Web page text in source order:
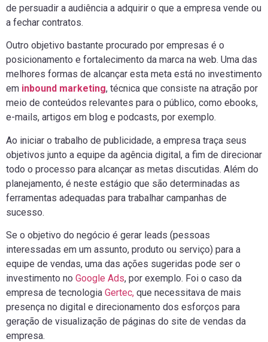
de persuadir a audiência a adquirir o que a empresa vende ou
a fechar contratos.
Outro objetivo bastante procurado por empresas é o
posicionamento e fortalecimento da marca na web. Uma das
melhores formas de alcançar esta meta está no investimento
em inbound marketing, técnica que consiste na atração por
meio de conteúdos relevantes para o público, como ebooks,
e-mails, artigos em blog e podcasts, por exemplo.
Ao iniciar o trabalho de publicidade, a empresa traça seus
objetivos junto a equipe da agência digital, a fim de direcionar
todo o processo para alcançar as metas discutidas. Além do
planejamento, é neste estágio que são determinadas as
ferramentas adequadas para trabalhar campanhas de
sucesso.
Se o objetivo do negócio é gerar leads (pessoas
interessadas em um assunto, produto ou serviço) para a
equipe de vendas, uma das ações sugeridas pode ser o
investimento no Google Ads, por exemplo. Foi o caso da
empresa de tecnologia Gertec, que necessitava de mais
presença no digital e direcionamento dos esforços para
geração de visualização de páginas do site de vendas da
empresa.